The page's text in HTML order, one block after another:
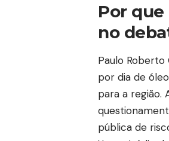
Por
no
Paulo
por dia de
para a região.
pública de